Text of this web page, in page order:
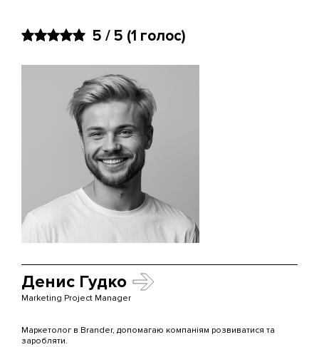
5 / 5 (1 голос)
Денис Гудко
Marketing Project Manager
Маркетолог в Brander, допомагаю компаніям розвиватися та
заробляти.